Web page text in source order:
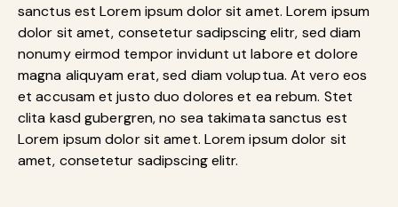
sanctus est Lorem ipsum dolor sit amet. Lorem ipsum
dolor sit amet, consetetur sadipscing elitr, sed diam
nonumy eirmod tempor invidunt ut labore et dolore
magna aliquyam erat, sed diam voluptua. At vero eos
et accusam et justo duo dolores et ea rebum. Stet
clita kasd gubergren, no sea takimata sanctus est
Lorem ipsum dolor sit amet. Lorem ipsum dolor sit
amet, consetetur sadipscing elitr.